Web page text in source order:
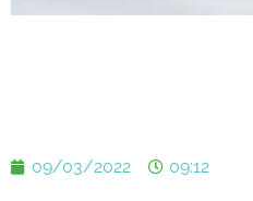
09/03/2022 09:12